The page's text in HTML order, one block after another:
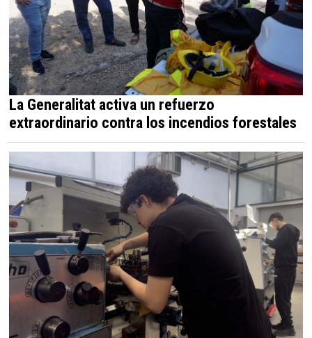
La Generalitat activa un refuerzo
extraordinario contra los incendios forestales